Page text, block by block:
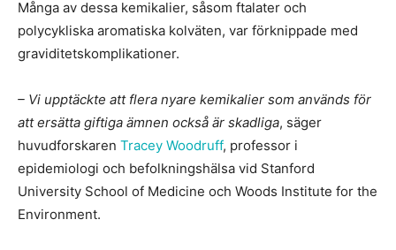
Många av dessa kemikalier, såsom ftalater och
polycykliska aromatiska kolväten, var förknippade med
graviditetskomplikationer.
– Vi upptäckte att flera nyare kemikalier som används för
att ersätta giftiga ämnen också är skadliga, säger
huvudforskaren Tracey Woodruff, professor i
epidemiologi och befolkningshälsa vid Stanford
University School of Medicine och Woods Institute for the
Environment.